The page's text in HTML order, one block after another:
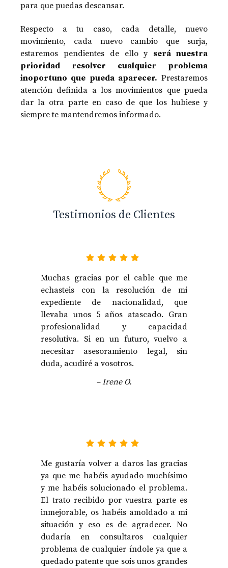
para que puedas descansar.
Respecto a tu caso, cada detalle, nuevo
movimiento, cada nuevo cambio que surja,
estaremos pendientes de ello y será nuestra
prioridad resolver cualquier problema
inoportuno que pueda aparecer. Prestaremos
atención definida a los movimientos que pueda
dar la otra parte en caso de que los hubiese y
siempre te mantendremos informado.
Testimonios de Clientes
Muchas gracias por el cable que me
echasteis con la resolución de mi
expediente de nacionalidad, que
llevaba unos 5 años atascado. Gran
profesionalidad y capacidad
resolutiva. Si en un futuro, vuelvo a
necesitar asesoramiento legal, sin
duda, acudiré a vosotros.
– Irene O.
Me gustaría volver a daros las gracias
ya que me habéis ayudado muchísimo
y me habéis solucionado el problema.
El trato recibido por vuestra parte es
inmejorable, os habéis amoldado a mi
situación y eso es de agradecer. No
dudaría en consultaros cualquier
problema de cualquier índole ya que a
quedado patente que sois unos grandes